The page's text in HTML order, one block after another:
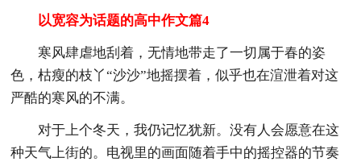
以宽容为话题的高中作文篇4
寒风肆虐地刮着，无情地带走了一切属于春的姿
色，枯瘦的枝丫“沙沙”地摇摆着，似乎也在渲泄着对这
严酷的寒风的不满。
对于上个冬天，我仍记忆犹新。没有人会愿意在这
种天气上街的。电视里的画面随着手中的摇控器的节奏